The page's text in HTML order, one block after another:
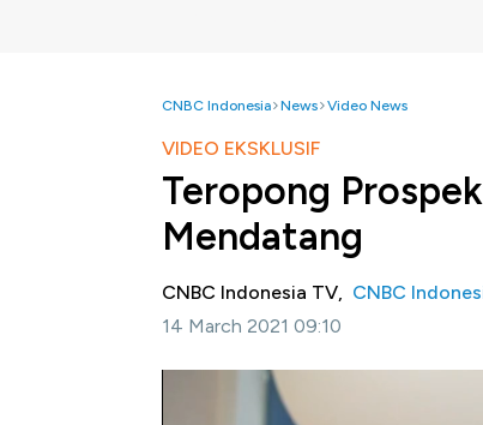
CNBC Indonesia News Video News
VIDEO EKSKLUSIF
Teropong
Mendatang
CNBC Indonesia TV, CNBC
14 March 2021 09:10
Jakarta, CNBC Indonesia-
pertumbuhan ekonomi.